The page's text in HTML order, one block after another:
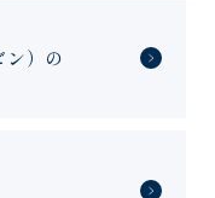
ン）の